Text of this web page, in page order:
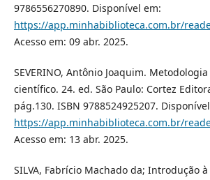
9786556270890. Disponível em:
https://app.minhabiblioteca.com.br/
Acesso em: 09 abr. 2025.
SEVERINO, Antônio Joaquim.
científico. 24. ed. São Paulo: Cortez
pág.130. ISBN 9788524925207.
https://app.minhabiblioteca.com.br/
Acesso em: 13 abr. 2025.
SILVA, Fabrício Machado da; Introdução